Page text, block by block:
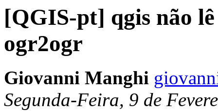
[QGIS-pt] qgis não
ogr2ogr
Giovanni Manghi
Segunda-Feira, 9 de